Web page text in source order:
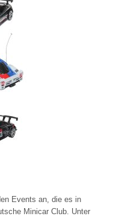
Events an, die es in
Minicar Club. Unter